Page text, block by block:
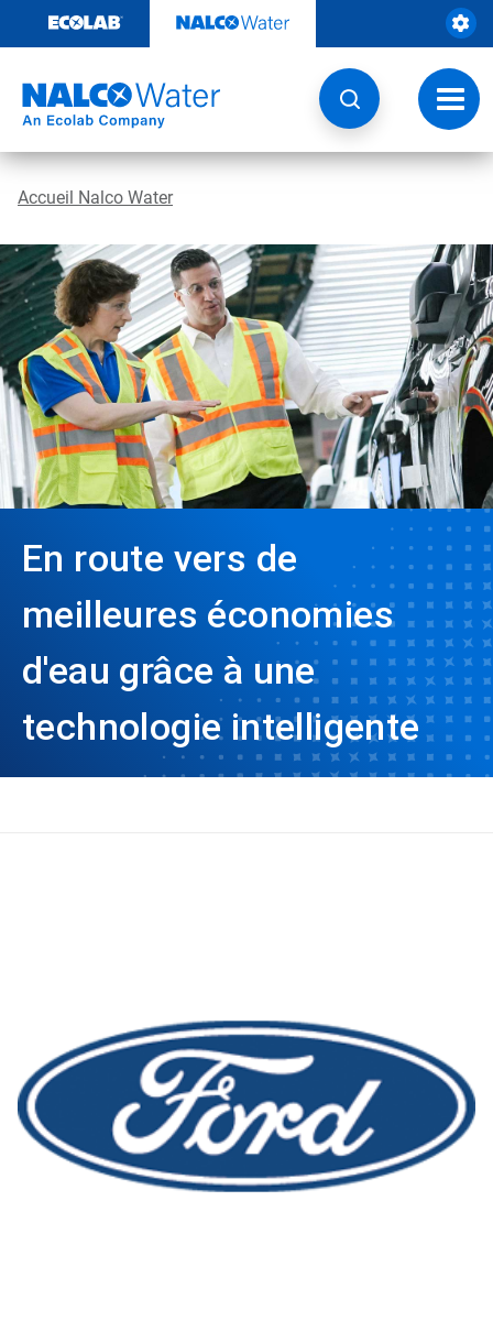
contenu​​​​​​​
à
Accueil Nalco Water
En route vers de
meilleures économies
d'eau grâce à une
technologie intelligente